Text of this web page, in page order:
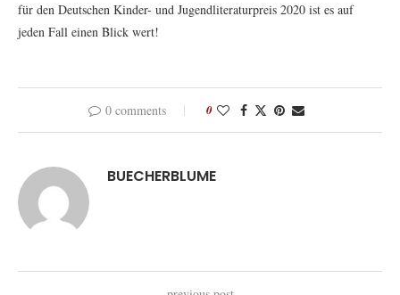
für den Deutschen Kinder- und Jugendliteraturpreis 2020 ist es auf
jeden Fall einen Blick wert!
0 comments 0
BUECHERBLUME